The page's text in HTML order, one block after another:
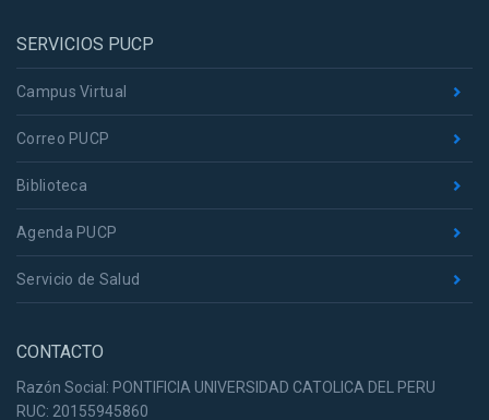
SERVICIOS PUCP
Campus Virtual
Correo PUCP
Biblioteca
Agenda PUCP
Servicio de Salud
CONTACTO
Razón Social: PONTIFICIA UNIVERSIDAD CATOLICA DEL PERU
RUC: 20155945860